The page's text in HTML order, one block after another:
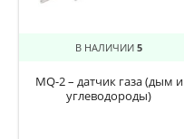
В НАЛИЧИИ 5
MQ-2 – датчик газа (дым и
углеводороды)